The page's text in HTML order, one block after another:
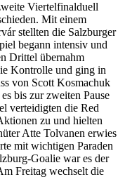
Viertelfinalduell
Mit einem
stellten die Salzburger
begann intensiv und
Drittel übernahm
Kontrolle und ging in
von Scott Kosmachuk
bis zur zweiten Pause
verteidigten die Red
zu und hielten
Atte Tolvanen erwies
mit wichtigen Paraden
Goalie war es der
Freitag wechselt die